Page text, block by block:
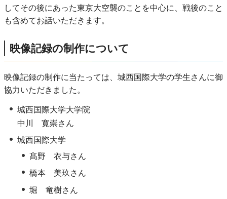
してその後にあった東京大空襲のことを中心に、戦後のこと
も含めてお話いただきます。
映像記録の制作について
映像記録の制作に当たっては、城西国際大学の学生さんに御
協力いただきました。
城西国際大学大学院
中川 寛崇さん
城西国際大学
髙野 衣与さん
橋本 美玖さん
堀 竜樹さん